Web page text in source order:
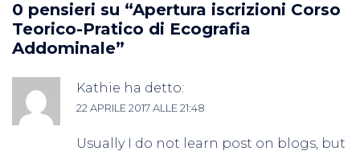
0 pensieri su “Apertura iscrizioni Corso
Teorico-Pratico di Ecografia
Addominale”
Kathie ha detto:
22 APRILE 2017 ALLE 21:48
Usually I do not learn post on blogs, but